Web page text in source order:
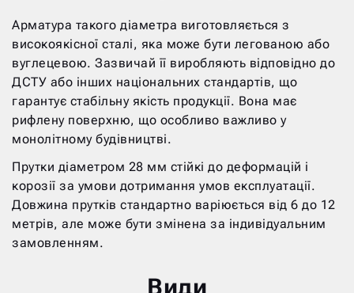
Арматура такого діаметра виготовляється з
високоякісної сталі, яка може бути легованою або
вуглецевою. Зазвичай її виробляють відповідно до
ДСТУ або інших національних стандартів, що
гарантує стабільну якість продукції. Вона має
рифлену поверхню, що особливо важливо у
монолітному будівництві.
Прутки діаметром 28 мм стійкі до деформацій і
корозії за умови дотримання умов експлуатації.
Довжина прутків стандартно варіюється від 6 до 12
метрів, але може бути змінена за індивідуальним
замовленням.
Види